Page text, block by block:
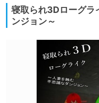
寝取られ3Dローグラ
ンジョン～